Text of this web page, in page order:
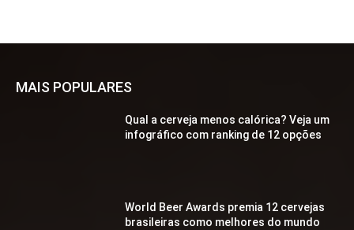
MAIS POPULARES
Qual a cerveja menos calórica? Veja um
infográfico com ranking de 12 opções
World Beer Awards premia 12 cervejas
brasileiras como melhores do mundo